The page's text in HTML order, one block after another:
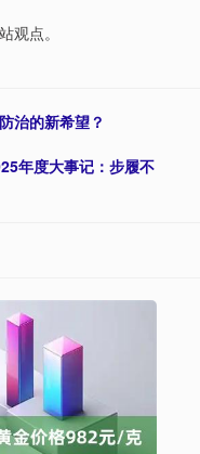
观点。
治的新希望？
年度大事记：步履不